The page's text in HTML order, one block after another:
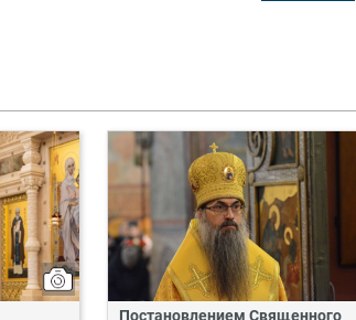
Постановлением Священного